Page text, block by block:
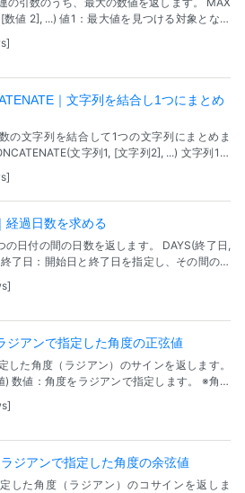
数値 2], ...) 値1：最大値を見つける対象となる
または範囲です。 [値2], ...： 最大値を見つける
...
｜文字列を結合し1つにまとめ
の文字列を結合して1つの文字列にまとめま
文字列1, [文字列2], ...) 文字列1：
となる 1 つ目の文字列。 [文字列2]：追加の文
す。...
経過日数を求める
の日付の間の日数を返します。 DAYS(終了日,
了日：開始日と終了日を指定し、その間の日
ます。 開始日：開始日と終了日を指定し、そ
数を求めます。 問題 【サン...
ジアンで指定した角度の正弦値
した角度（ラジアン）のサインを返します。
) 数値：角度をラジアンで指定します。 ※角度
されている場合は、角度に PI()/180 を掛ける
RADIANS 関...
ジアンで指定した角度の余弦値
した角度（ラジアン）のコサインを返しま